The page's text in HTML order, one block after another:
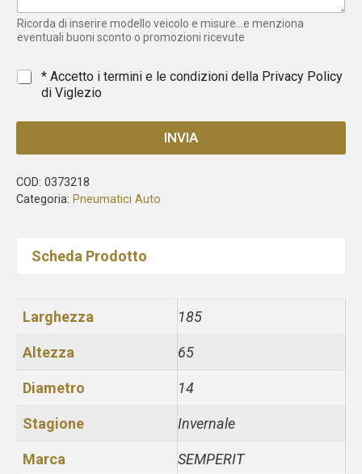
e
s
Ricorda di inserire modello veicolo e misure...e menziona
eventuali buoni sconto o promozioni ricevute
* * Accetto i termini e le condizioni della Privacy Policy
di Viglezio
INVIA
COD: 0373218
Categoria: Pneumatici Auto
Scheda Prodotto
Larghezza 185
Altezza 65
Diametro 14
Stagione Invernale
Marca SEMPERIT